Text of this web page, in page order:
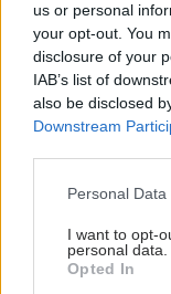
us or personal
your opt-out. You
disclosure of your
IAB’s list of
also be disclosed
Downstream
Please note that
not limited to your
grant or deny
use your data for
Personal
I want to opt-
personal data.
Opted In